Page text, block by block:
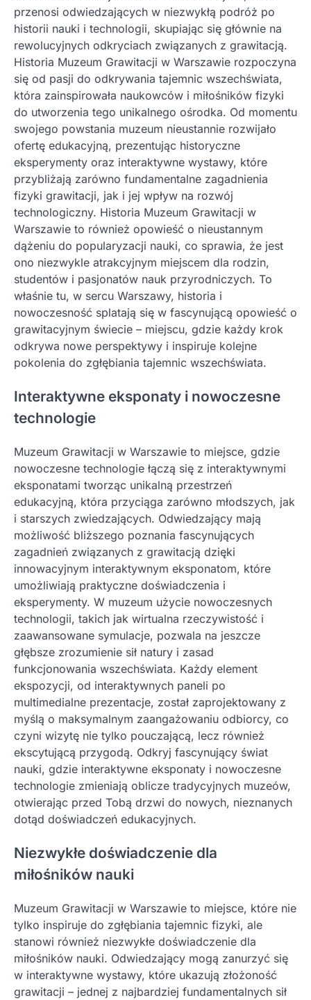
przenosi odwiedzających w niezwykłą podróż po
historii nauki i technologii, skupiając się głównie na
rewolucyjnych odkryciach związanych z grawitacją.
Historia Muzeum Grawitacji w Warszawie rozpoczyna
się od pasji do odkrywania tajemnic wszechświata,
która zainspirowała naukowców i miłośników fizyki
do utworzenia tego unikalnego ośrodka. Od momentu
swojego powstania muzeum nieustannie rozwijało
ofertę edukacyjną, prezentując historyczne
eksperymenty oraz interaktywne wystawy, które
przybliżają zarówno fundamentalne zagadnienia
fizyki grawitacji, jak i jej wpływ na rozwój
technologiczny. Historia Muzeum Grawitacji w
Warszawie to również opowieść o nieustannym
dążeniu do popularyzacji nauki, co sprawia, że jest
ono niezwykle atrakcyjnym miejscem dla rodzin,
studentów i pasjonatów nauk przyrodniczych. To
właśnie tu, w sercu Warszawy, historia i
nowoczesność splatają się w fascynującą opowieść o
grawitacyjnym świecie – miejscu, gdzie każdy krok
odkrywa nowe perspektywy i inspiruje kolejne
pokolenia do zgłębiania tajemnic wszechświata.
Interaktywne eksponaty i nowoczesne
technologie
Muzeum Grawitacji w Warszawie to miejsce, gdzie
nowoczesne technologie łączą się z interaktywnymi
eksponatami tworząc unikalną przestrzeń
edukacyjną, która przyciąga zarówno młodszych, jak
i starszych zwiedzających. Odwiedzający mają
możliwość bliższego poznania fascynujących
zagadnień związanych z grawitacją dzięki
innowacyjnym interaktywnym eksponatom, które
umożliwiają praktyczne doświadczenia i
eksperymenty. W muzeum użycie nowoczesnych
technologii, takich jak wirtualna rzeczywistość i
zaawansowane symulacje, pozwala na jeszcze
głębsze zrozumienie sił natury i zasad
funkcjonowania wszechświata. Każdy element
ekspozycji, od interaktywnych paneli po
multimedialne prezentacje, został zaprojektowany z
myślą o maksymalnym zaangażowaniu odbiorcy, co
czyni wizytę nie tylko pouczającą, lecz również
ekscytującą przygodą. Odkryj fascynujący świat
nauki, gdzie interaktywne eksponaty i nowoczesne
technologie zmieniają oblicze tradycyjnych muzeów,
otwierając przed Tobą drzwi do nowych, nieznanych
dotąd doświadczeń edukacyjnych.
Niezwykłe doświadczenie dla
miłośników nauki
Muzeum Grawitacji w Warszawie to miejsce, które nie
tylko inspiruje do zgłębiania tajemnic fizyki, ale
stanowi również niezwykłe doświadczenie dla
miłośników nauki. Odwiedzający mogą zanurzyć się
w interaktywne wystawy, które ukazują złożoność
grawitacji – jednej z najbardziej fundamentalnych sił